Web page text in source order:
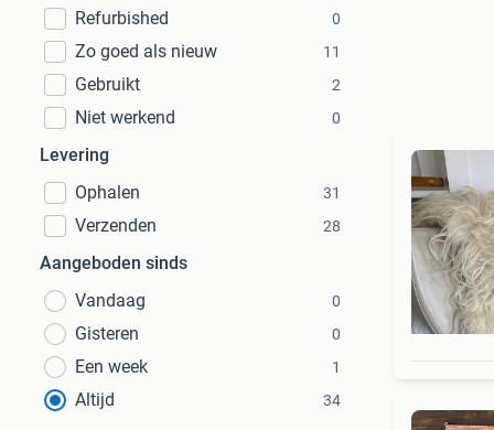
Refurbished 0
Zo goed als nieuw 11
Gebruikt 2
Niet werkend 0
Levering
Ophalen
31
Verzenden 28
Aangeboden sinds
Vandaag
0
Gisteren 0
Een week 1
Altijd 34